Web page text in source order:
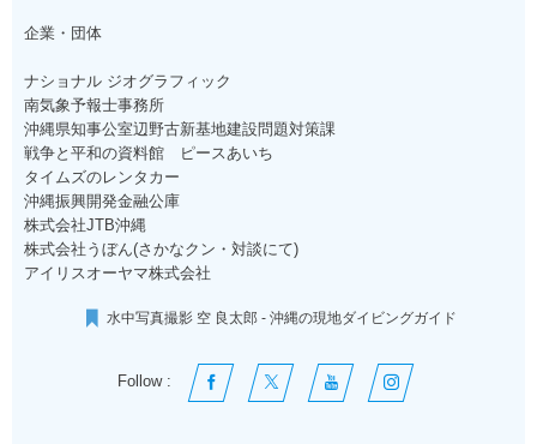
企業・団体
ナショナル ジオグラフィック
南気象予報士事務所
沖縄県知事公室辺野古新基地建設問題対策課
戦争と平和の資料館 ピースあいち
タイムズのレンタカー
沖縄振興開発金融公庫
株式会社JTB沖縄
株式会社うぼん(さかなクン・対談にて)
アイリスオーヤマ株式会社
水中写真撮影 空 良太郎 - 沖縄の現地ダイビングガイド
Follow :